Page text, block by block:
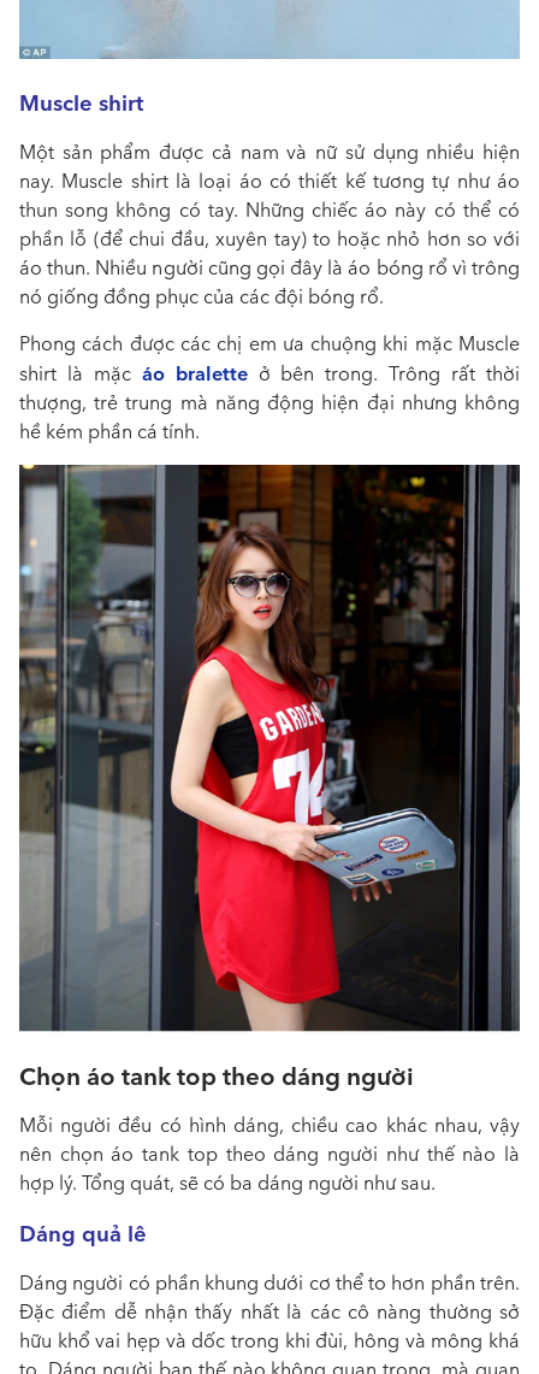
Muscle shirt
Một sản phẩm được cả nam và nữ sử dụng nhiều hiện
nay. Muscle shirt là loại áo có thiết kế tương tự như áo
thun song không có tay. Những chiếc áo này có thể có
phần lỗ (để chui đầu, xuyên tay) to hoặc nhỏ hơn so với
áo thun. Nhiều người cũng gọi đây là áo bóng rổ vì trông
nó giống đồng phục của các đội bóng rổ.
Phong cách được các chị em ưa chuộng khi mặc Muscle
shirt là mặc áo braletteở bên trong. Trông rất thời
thượng, trẻ trung mà năng động hiện đại nhưng không
hề kém phần cá tính.
Chọn áo tank top theo dáng người
Mỗi người đều có hình dáng, chiều cao khác nhau, vậy
nên chọn áo tank top theo dáng người như thế nào là
hợp lý. Tổng quát, sẽ có ba dáng người như sau.
Dáng quả lê
Dáng người có phần khung dưới cơ thể to hơn phần trên.
Đặc điểm dễ nhận thấy nhất là các cô nàng thường sở
hữu khổ vai hẹp và dốc trong khi đùi, hông và mông khá